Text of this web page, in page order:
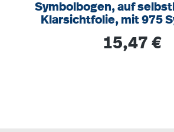
Symbolbogen, auf
Klarsichtfolie, mit 975
Regulärer Preis:
15,47 €